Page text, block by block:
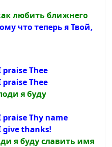
любить ближнего
что теперь я Твой,
Thee
Thee
я буду
Thy name
give thanks!
я буду славить имя